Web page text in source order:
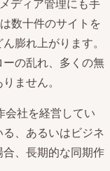
ディア管理にも手
数十件のサイトを
膨れ上がります。
の乱れ、多くの無
ません。
会社を経営してい
る、あるいはビジネ
、長期的な同期作